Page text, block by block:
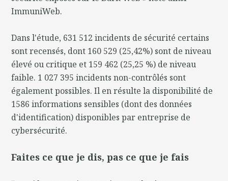
ImmuniWeb.
Dans l'étude, 631 512 incidents de sécurité certains
sont recensés, dont 160 529 (25,42%) sont de niveau
élevé ou critique et 159 462 (25,25 %) de niveau
faible. 1 027 395 incidents non-contrôlés sont
également possibles. Il en résulte la disponibilité de
1586 informations sensibles (dont des données
d'identification) disponibles par entreprise de
cybersécurité.
Faites ce que je dis, pas ce que je fais